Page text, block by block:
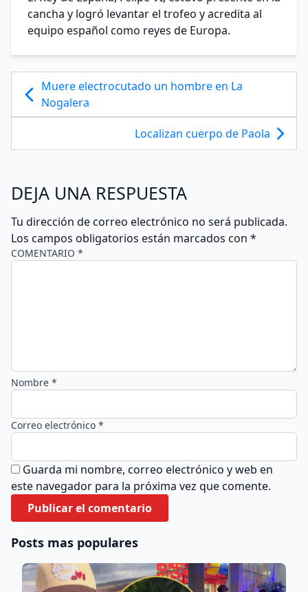
cancha y logró levantar el trofeo y acredita al
equipo español como reyes de Europa.
Muere electrocutado un hombre en La
Nogalera
Localizan cuerpo de Paola
DEJA UNA RESPUESTA
Tu dirección de correo electrónico no será publicada.
Los campos obligatorios están marcados con *
COMENTARIO *
Nombre *
Correo electrónico *
Guarda mi nombre, correo electrónico y web en
este navegador para la próxima vez que comente.
Posts mas populares